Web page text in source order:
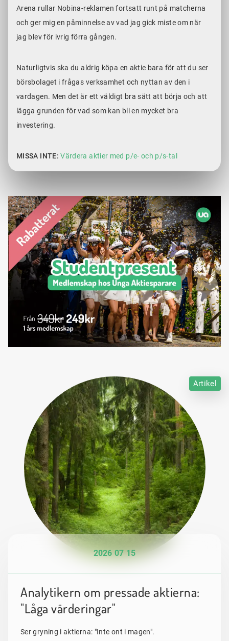
Arena rullar Nobina-reklamen fortsatt runt på matcherna
och ger mig en påminnelse av vad jag gick miste om när
jag blev för ivrig förra gången.
Naturligtvis ska du aldrig köpa en aktie bara för att du ser
börsbolaget i frågas verksamhet och nyttan av den i
vardagen. Men det är ett väldigt bra sätt att börja och att
lägga grunden för vad som kan bli en mycket bra
investering.
MISSA INTE:Värdera aktier med p/e- och p/s-tal
Artikel
2026 07 15
Analytikern om pressade aktierna:
"Låga värderingar"
Ser gryning i aktierna: "Inte ont i magen".